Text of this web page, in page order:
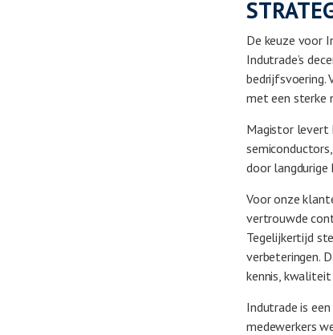
De keuze voor
Indutrade’s
bedrijfsvoering.
met een sterke
Magistor levert
door
Voor onze
vertrouwde
Tegelijkertijd
verbeteringen.
kennis,
Indutrade is
medewerkers